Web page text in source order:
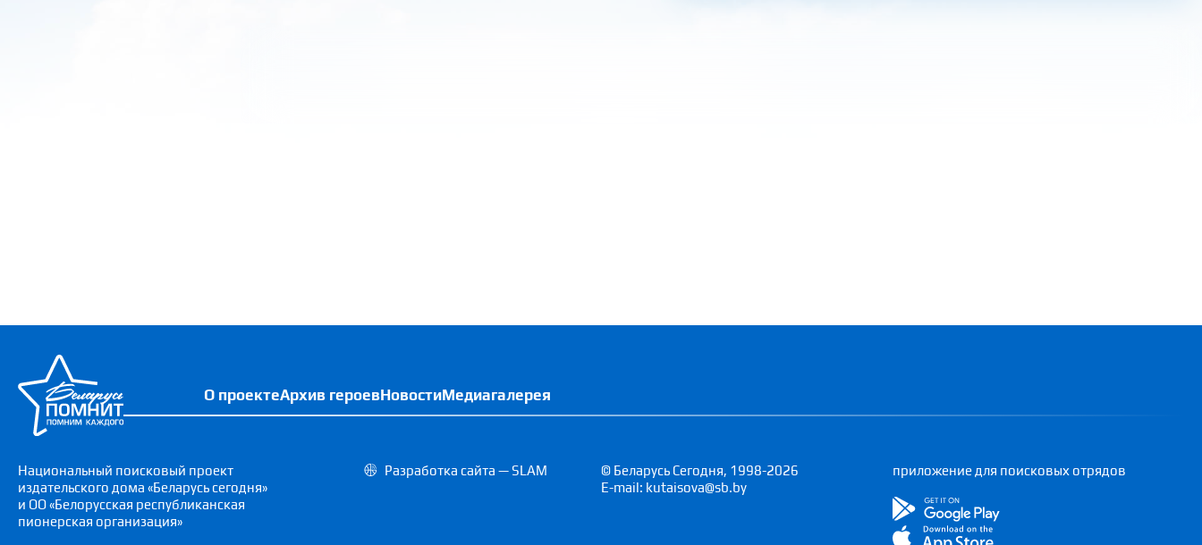
О проектеАрхив героевНовостиМедиагалерея
Национальный поисковый проект
издательского дома «Беларусь сегодня»
и ОО «Белорусская республиканская
пионерская организация»
Разработка сайта — SLAM
© Беларусь Сегодня, 1998-2026
E-mail: kutaisova@sb.by
приложение для поисковых отрядов